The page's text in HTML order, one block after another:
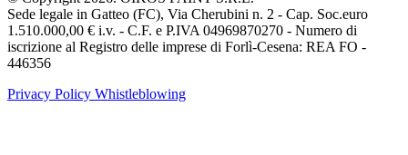
Sede legale in Gatteo (FC), Via Cherubini n. 2 - Cap. Soc.euro
1.510.000,00 € i.v. - C.F. e P.IVA 04969870270 - Numero di
iscrizione al Registro delle imprese di Forlì-Cesena: REA FO -
446356
Privacy Policy Whistleblowing